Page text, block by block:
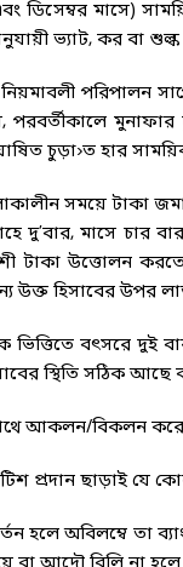
ডিসেম্বর মাসে)
ভ্যাট, কর বা
নিয়মাবলী পরিপালন
পরবর্তীকালে
চুড়া›ত হার
সময়ে টাকা জমা
দু’বার, মাসে
টাকা উত্তোলন
উক্ত হিসাবের উপর
ভিত্তিতে বৎসরে দুই
স্থিতি সঠিক আছে
সাথে আকলন/বিকলন
প্রদান ছাড়াই যে
হলে অবিলম্বে তা